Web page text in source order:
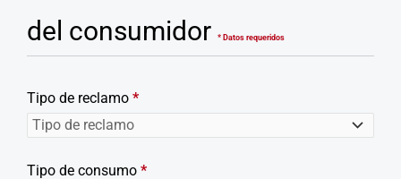
del consumidor
* Datos requeridos
Tipo de reclamo *
Tipo de consumo *